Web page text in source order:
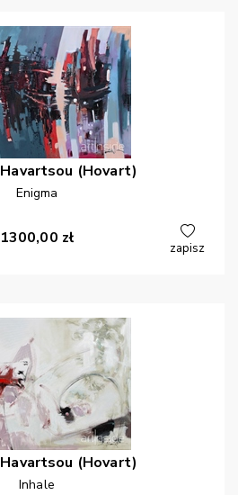
Havartsou (Hovart)
Enigma
1300,00 zł
zapisz
Havartsou (Hovart)
Inhale